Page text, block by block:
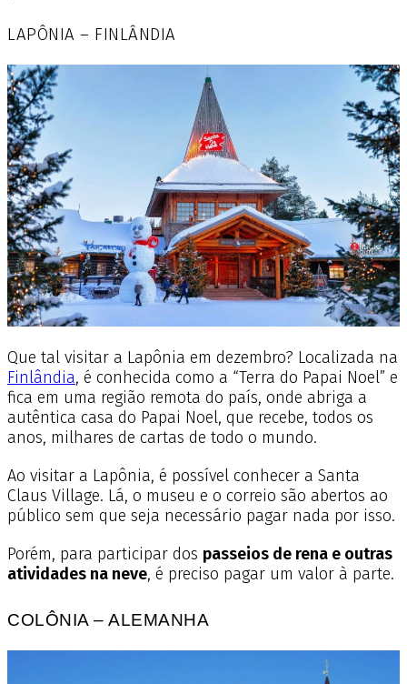
LAPÔNIA – FINLÂNDIA
Que tal visitar a Lapônia em dezembro? Localizada na
Finlândia, é conhecida como a “Terra do Papai Noel” e
fica em uma região remota do país, onde abriga a
autêntica casa do Papai Noel, que recebe, todos os
anos, milhares de cartas de todo o mundo.
Ao visitar a Lapônia, é possível conhecer a Santa
Claus Village. Lá, o museu e o correio são abertos ao
público sem que seja necessário pagar nada por isso.
Porém, para participar dos passeios de rena e outras
atividades na neve, é preciso pagar um valor à parte.
COLÔNIA – ALEMANHA